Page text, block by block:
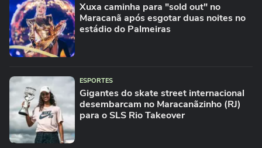
Xuxa caminha para "sold out" no
Maracanã após esgotar duas noites no
estádio do Palmeiras
ESPORTES
Gigantes do skate street internacional
desembarcam no Maracanãzinho (RJ)
para o SLS Rio Takeover